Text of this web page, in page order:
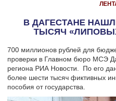
В ДАГЕСТАНЕ
ТЫСЯЧ
700 миллионов рублей для
проверки в Главном бюро МСЭ
региона РИА Новости.
По его
более шести тысяч фиктивных
пособия от государства.